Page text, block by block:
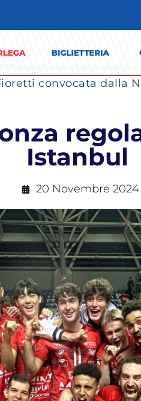
convocata dalla
Istanbul
20 Novembre 2024